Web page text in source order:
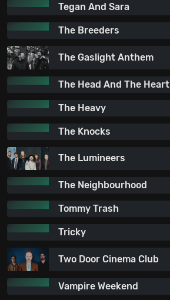
Tegan And Sara
The Breeders
The Gaslight Anthem
The Head And The Heart
The Heavy
The Knocks
The Lumineers
The Neighbourhood
Tommy Trash
Tricky
Two Door Cinema Club
Vampire Weekend